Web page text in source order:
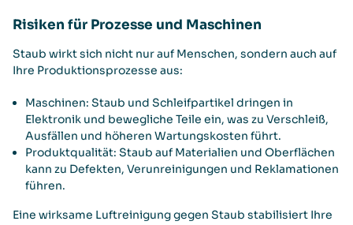
Risiken für Prozesse und Maschinen
Staub wirkt sich nicht nur auf Menschen, sondern auch auf
Ihre Produktionsprozesse aus:
Maschinen: Staub und Schleifpartikel dringen in
Elektronik und bewegliche Teile ein, was zu Verschleiß,
Ausfällen und höheren Wartungskosten führt.
Produktqualität: Staub auf Materialien und Oberflächen
kann zu Defekten, Verunreinigungen und Reklamationen
führen.
Eine wirksame Luftreinigung gegen Staub stabilisiert Ihre